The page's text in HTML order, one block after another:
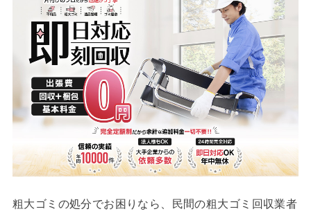
粗大ゴミの処分でお困りなら、民間の粗大ゴミ回収業者